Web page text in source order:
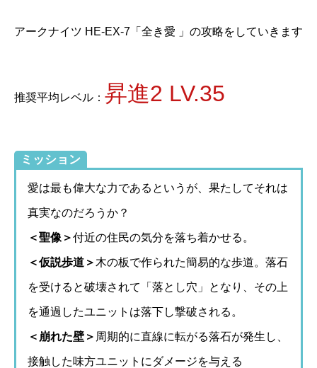
アークナイツ HE-EX-7「全き愛 」の攻略をしていきます
推奨平均レベル： 昇進2 LV.35
ミッション
愛は最も偉大な力であるというが、果たしてそれは
真実なのだろうか？
＜聖像＞付近の住民の気分を落ち着かせる。
＜仮説歩道＞ 木の板で作られた簡易的な歩道。落石
を受けると破壊されて「落とし穴」となり、その上
を通過したユニットは落下し撃破される。
＜崩れた壁＞ 周期的に直線に転がる落石が発生し、
接触した味方ユニットにダメージを与える